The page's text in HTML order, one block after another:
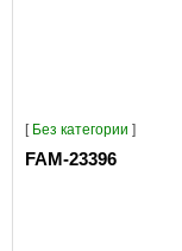
[ Без категории ]
FAM-23396